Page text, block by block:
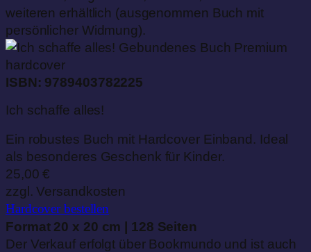
weiteren erhältlich (ausgenommen Buch mit
persönlicher Widmung).
hardcover
ISBN: 9789403782225
Ich schaffe alles!
Ein robustes Buch mit Hardcover Einband. Ideal
als besonderes Geschenk für Kinder.
25,00 €
zzgl. Versandkosten
Hardcoverbestellen
Format 20 x 20 cm | 128 Seiten
Der Verkauf erfolgt über Bookmundo und ist auch